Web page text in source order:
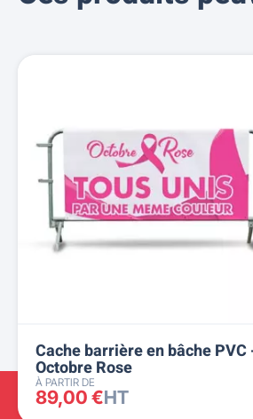
Cache barrière en bâche PVC
Octobre Rose
À PARTIR DE
89,00 €HT